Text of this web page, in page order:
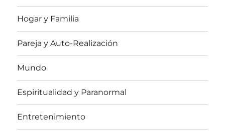
Hogar y Familia
Pareja y Auto-Realización
Mundo
Espiritualidad y Paranormal
Entretenimiento